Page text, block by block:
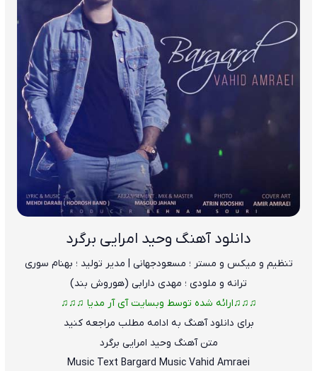
دانلود آهنگ وحید امرایی برگرد
تنظیم و میکس و مستر ؛ مسعود‌جهانی | مدیر تولید ؛ بهنام سوری
ترانه و ملودی ؛ مهدی دارابی (هوروش بند)
♫♫♫ارائه شده توسط وبسایت آی آر مدیا ♫♫♫
برای دانلود آهنگ به ادامه مطلب مراجعه کنید
متن آهنگ وحید امرایی برگرد
Music Text Bargard Music Vahid Amraei